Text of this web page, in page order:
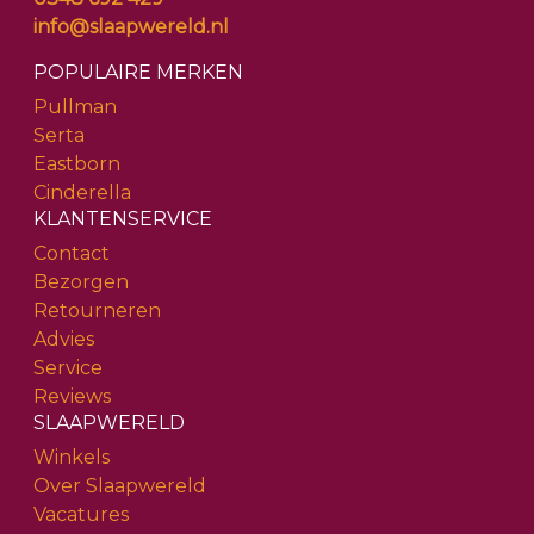
info@slaapwereld.nl
POPULAIRE MERKEN
Pullman
Serta
Eastborn
Cinderella
KLANTENSERVICE
Contact
Bezorgen
Retourneren
Advies
Service
Reviews
SLAAPWERELD
Winkels
Over Slaapwereld
Vacatures